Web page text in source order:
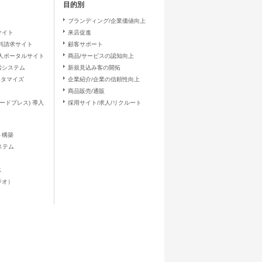
っておりませ
要かつ適切な措
提供を拒否され
できない場合が
の賠償責任等を
ト
請求サイト
ポータルサイト
システム
マイズ
ドプレス) 導入
構築
テム
）
目的別
ブランディング/企業価値向上
来店促進
顧客サポート
商品/サービスの認知向上
新規見込み客の開拓
企業紹介/企業の信頼性向上
商品販売/通販
採用サイト/求人/リクルート